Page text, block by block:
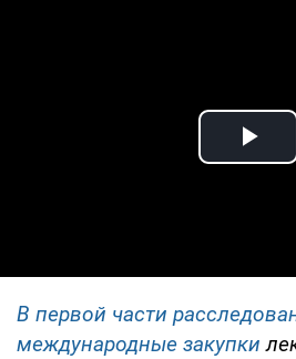
В первой части
международные закупки